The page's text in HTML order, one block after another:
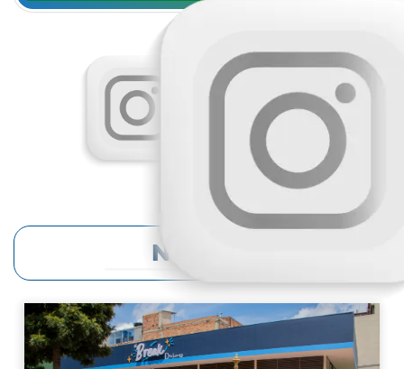
Noticias